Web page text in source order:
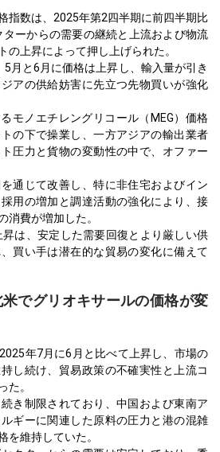
指数は、2025年第2四半期に前四半期比
ーからの需要の継続と上流および物流
の上昇によって押し上げられた。
月と6月に価格は上昇し、輸入量が引き
アの供給妨害に先立つ先物買いが強化
モノエチレングリコール（MEG）価格
の下で操業し、一方アジアの輸出業者
圧力と貨物の変動性の中で、オファー
通じて改善し、特に非住宅およびイン
用の増加と調達活動の強化により、接
消費が増加した。
は、安定した需要回復とより厳しい供
買い手は潜在的な貿易の変化に備えて
でグリオキサールの価格が変
年7月に6月と比べて上昇し、市場の
し続け、貿易政策の不確実性と上流コ
た。
き制限されており、中国および東南ア
ギーに関連した原料の圧力と港の混雑
を維持していた。